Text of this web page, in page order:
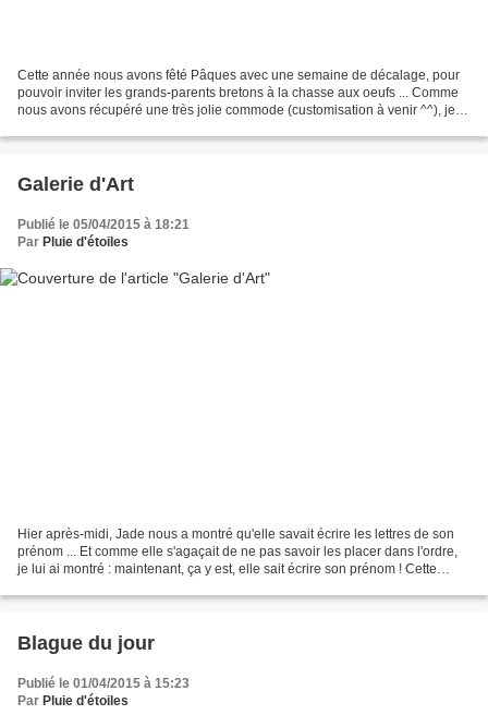
Cette année nous avons fêté Pâques avec une semaine de décalage, pour
pouvoir inviter les grands-parents bretons à la chasse aux oeufs ... Comme
nous avons récupéré une très jolie commode (customisation à venir ^^), je
Galerie d'Art
Publié le 05/04/2015 à 18:21
Par Pluie d'étoiles
Hier après-midi, Jade nous a montré qu'elle savait écrire les lettres de son
prénom ... Et comme elle s'agaçait de ne pas savoir les placer dans l'ordre,
je lui ai montré : maintenant, ça y est, elle sait écrire son prénom ! Cette
Blague du jour
Publié le 01/04/2015 à 15:23
Par Pluie d'étoiles